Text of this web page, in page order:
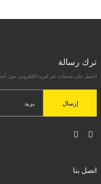
ترك رسالة
احصل على تحديثات عبر البريد الإلكتروني حول
إرسال
اتصل بنا